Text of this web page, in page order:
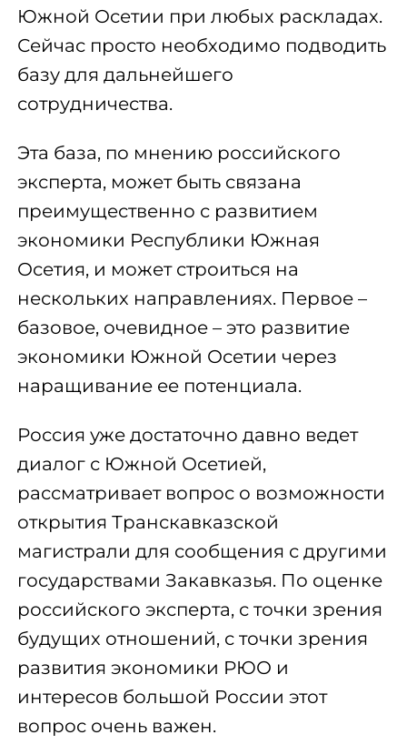
Южной Осетии при любых раскладах.
Сейчас просто необходимо подводить
базу для дальнейшего
сотрудничества.
Эта база, по мнению российского
эксперта, может быть связана
преимущественно с развитием
экономики Республики Южная
Осетия, и может строиться на
нескольких направлениях. Первое –
базовое, очевидное – это развитие
экономики Южной Осетии через
наращивание ее потенциала.
Россия уже достаточно давно ведет
диалог с Южной Осетией,
рассматривает вопрос о возможности
открытия Транскавказской
магистрали для сообщения с другими
государствами Закавказья. По оценке
российского эксперта, с точки зрения
будущих отношений, с точки зрения
развития экономики РЮО и
интересов большой России этот
вопрос очень важен.